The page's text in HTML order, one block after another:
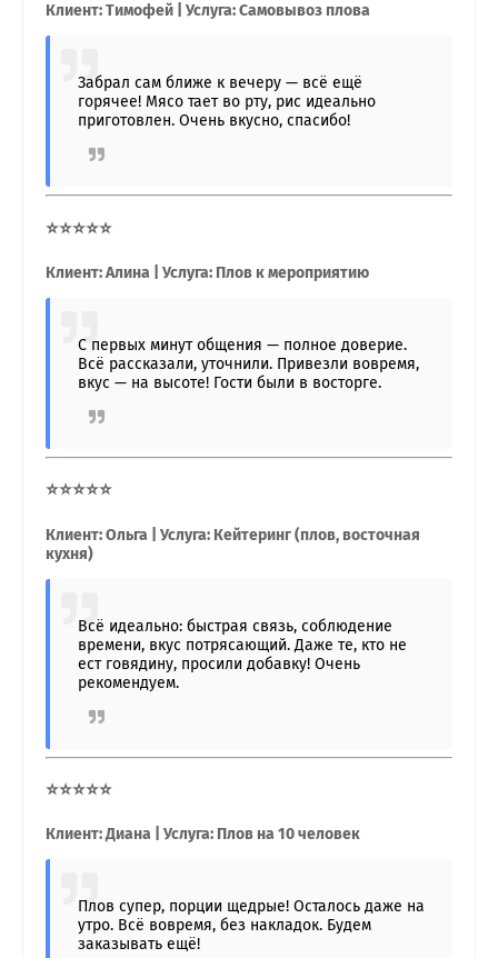
Клиент: Тимофей | Услуга: Самовывоз плова
Забрал сам ближе к вечеру — всё ещё
горячее! Мясо тает во рту, рис идеально
приготовлен. Очень вкусно, спасибо!
⭐⭐⭐⭐⭐
Клиент: Алина | Услуга: Плов к мероприятию
С первых минут общения — полное доверие.
Всё рассказали, уточнили. Привезли вовремя,
вкус — на высоте! Гости были в восторге.
⭐⭐⭐⭐⭐
Клиент: Ольга | Услуга: Кейтеринг (плов, восточная
кухня)
Всё идеально: быстрая связь, соблюдение
времени, вкус потрясающий. Даже те, кто не
ест говядину, просили добавку! Очень
рекомендуем.
⭐⭐⭐⭐⭐
Клиент: Диана | Услуга: Плов на 10 человек
Плов супер, порции щедрые! Осталось даже на
утро. Всё вовремя, без накладок. Будем
заказывать ещё!